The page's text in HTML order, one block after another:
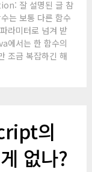
잘 설명된 글 참
는 보통 다른 함수
라미터로 넘겨 받
에서는 한 함수의
조금 복잡하긴 해
의
없나?